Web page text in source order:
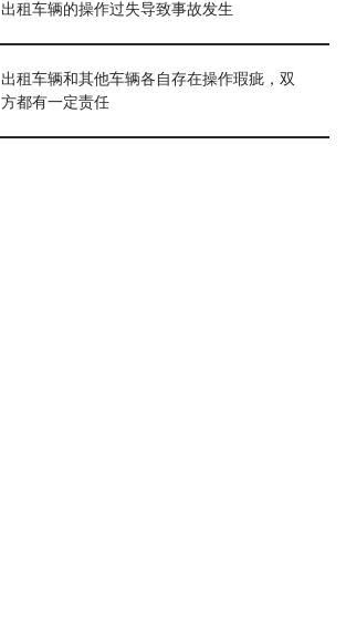
出租车辆的操作过失导致事故发生
出租车辆和其他车辆各自存在操作瑕疵，双
方都有一定责任